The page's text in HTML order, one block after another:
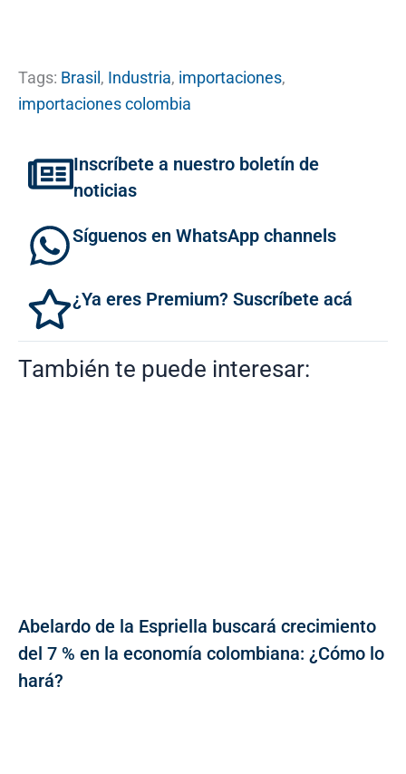
Tags: Brasil , Industria, importaciones,
importaciones colombia
Inscríbete a nuestro boletín de
noticias
Síguenos en WhatsApp channels
¿Ya eres Premium? Suscríbete acá
También te puede interesar:
Abelardo de la Espriella buscará crecimiento
del 7 % en la economía colombiana: ¿Cómo lo
hará?